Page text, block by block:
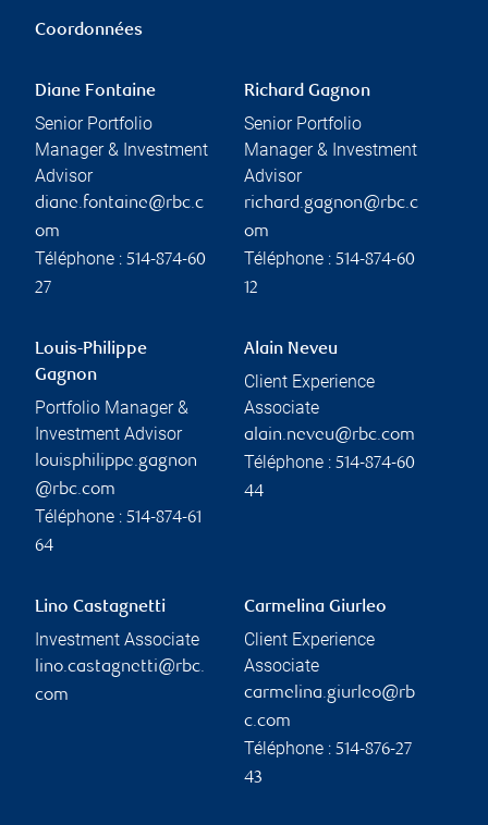
Coordonnées
Diane Fontaine
Senior Portfolio
Manager & Investment
Advisor
diane.fontaine@rbc.c
om
Téléphone : 514-874-60
27
Richard Gagnon
Senior Portfolio
Manager & Investment
Advisor
richard.gagnon@rbc.c
om
Téléphone : 514-874-60
12
Louis-Philippe
Gagnon
Portfolio Manager &
Investment Advisor
louisphilippe.gagnon
@rbc.com
Téléphone : 514-874-61
64
Alain Neveu
Client Experience
Associate
alain.neveu@rbc.com
Téléphone : 514-874-60
44
Lino Castagnetti
Investment Associate
lino.castagnetti@rbc.
com
Carmelina Giurleo
Client Experience
Associate
carmelina.giurleo@rb
c.com
Téléphone : 514-876-27
43